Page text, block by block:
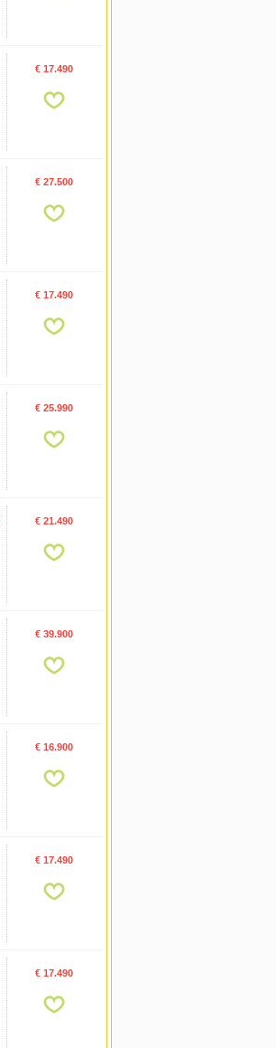
€ 17.490
€ 27.500
€ 17.490
€ 25.990
€ 21.490
€ 39.900
€ 16.900
€ 17.490
€ 17.490